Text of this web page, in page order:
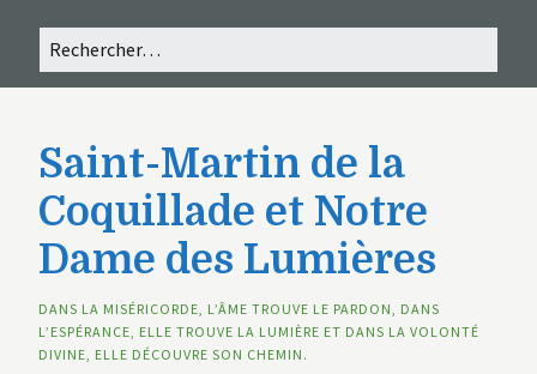
Saint-Martin de la
Coquillade et Notre
Dame des Lumières
DANS LA MISÉRICORDE, L’ÂME TROUVE LE PARDON, DANS
L’ESPÉRANCE, ELLE TROUVE LA LUMIÈRE ET DANS LA VOLONTÉ
DIVINE, ELLE DÉCOUVRE SON CHEMIN.